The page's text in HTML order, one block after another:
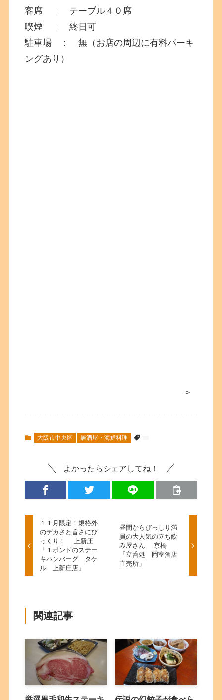
客席 ： テーブル４０席
喫煙 ： 終日可
駐車場 ： 無（お店の周辺に有料パーキ
ングあり）
>
大阪市中央区 居酒屋・海鮮料理
よかったらシェアしてね！
１１月限定！規格外
のデカさと旨さにび
っくり！ 上新庄
「１ポンドのステー
キハンバーグ タケ
ル 上新庄店」
昼間からびっしり満
員の大人気の立ち飲
み屋さん 京橋
「立呑処 岡室酒店
直売所」
関連記事